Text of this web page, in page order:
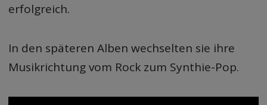
erfolgreich.
In den späteren Alben wechselten sie ihre
Musikrichtung vom Rock zum Synthie-Pop.